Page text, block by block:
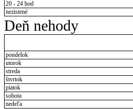
20 - 24 hod
nezistené
Deň nehody
pondelok
utorok
streda
štvrtok
piatok
sobota
nedeľa